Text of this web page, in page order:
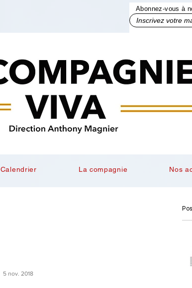
Abonnez-vous à
Inscrivez votre mail ici
Calendrier La compagnie Nos
5 nov. 2018